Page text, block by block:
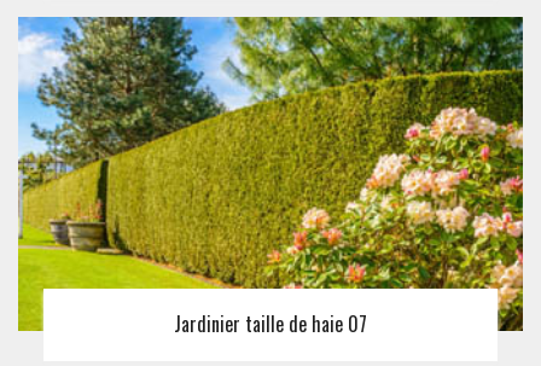
Jardinier taille de haie 07